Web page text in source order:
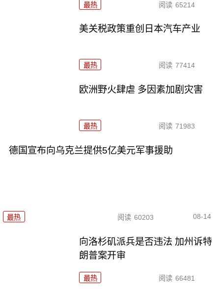
最热 阅读 65214
美关税政策重创日本汽车产业
最热 阅读 77414
欧洲野火肆虐 多因素加剧灾害
最热 阅读 71983
德国宣布向乌克兰提供5亿美元军事援助
最热 阅读 60203 08-14
向洛杉矶派兵是否违法 加州诉特
朗普案开审
最热 阅读 66481